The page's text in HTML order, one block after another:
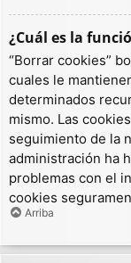
¿Cuál es la
“Borrar cookies”
cuales le
determinados
mismo. Las
seguimiento de la
administración ha
problemas con el
cookies
Arriba